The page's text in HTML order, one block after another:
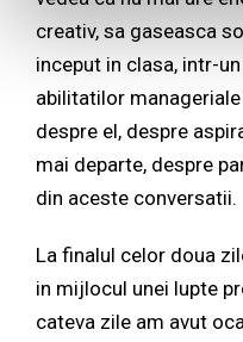
creativ, sa gaseasca
inceput in clasa, intr-
abilitatilor
despre el, despre
mai departe, despre
din aceste conversatii.
La finalul celor doua
in mijlocul unei lupte
cateva zile am avut